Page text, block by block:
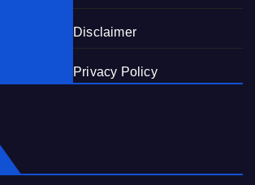
Disclaimer
Privacy Policy